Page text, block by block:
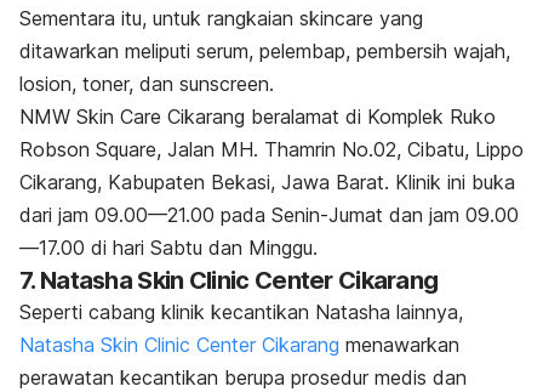
Sementara itu, untuk rangkaian skincare yang
ditawarkan meliputi serum, pelembap, pembersih wajah,
losion, toner, dan sunscreen.
NMW Skin Care Cikarang beralamat di Komplek Ruko
Robson Square, Jalan MH. Thamrin No.02, Cibatu, Lippo
Cikarang, Kabupaten Bekasi, Jawa Barat. Klinik ini buka
dari jam 09.00—21.00 pada Senin-Jumat dan jam 09.00
—17.00 di hari Sabtu dan Minggu.
7. Natasha Skin Clinic Center Cikarang
Seperti cabang klinik kecantikan Natasha lainnya,
Natasha Skin Clinic Center Cikarang menawarkan
perawatan kecantikan berupa prosedur medis dan